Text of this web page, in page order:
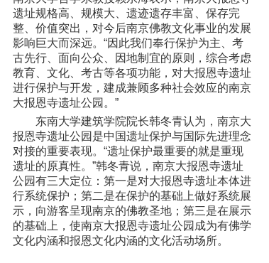
遗址规格高、规模大、遗迹遗存丰富、保存完
整、价值突出，对今后南京佛教文化事业的发展
影响巨大而深远。“因此我们奉行保护为主、考
古先行、面向公众、因地制宜的原则，综合考虑
教育、文化、考古等各项功能，对大报恩寺遗址
进行保护与开发，建成兼顾多种社会效应的南京
大报恩寺遗址公园。”
东南大学建筑学院院长韩冬青认为，南京大
报恩寺遗址公园是中国遗址保护与国际先进理念
对接的重要表现。“遗址保护最重要的就是重现
遗址的原真性。”韩冬青说，南京大报恩寺遗址
公园有三大定位：第一是对大报恩寺遗址本体进
行系统保护；第二是在保护的基础上做好系统展
示，向游客呈现南京的佛教圣地；第三是在展示
的基础上，使南京大报恩寺遗址公园成为有佛学
文化内涵和报恩文化内涵的文化活动场所。